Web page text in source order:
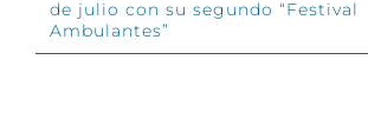
de julio con su segundo “Festival
Ambulantes”